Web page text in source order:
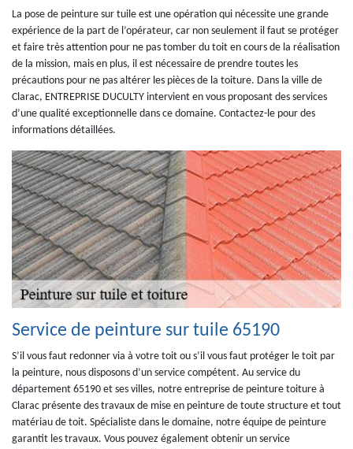
La pose de peinture sur tuile est une opération qui nécessite une grande
expérience de la part de l’opérateur, car non seulement il faut se protéger
et faire très attention pour ne pas tomber du toit en cours de la réalisation
de la mission, mais en plus, il est nécessaire de prendre toutes les
précautions pour ne pas altérer les pièces de la toiture. Dans la ville de
Clarac, ENTREPRISE DUCULTY intervient en vous proposant des services
d’une qualité exceptionnelle dans ce domaine. Contactez-le pour des
informations détaillées.
Service de peinture sur tuile 65190
S’il vous faut redonner via à votre toit ou s’il vous faut protéger le toit par
la peinture, nous disposons d’un service compétent. Au service du
département 65190 et ses villes, notre entreprise de peinture toiture à
Clarac présente des travaux de mise en peinture de toute structure et tout
matériau de toit. Spécialiste dans le domaine, notre équipe de peinture
garantit les travaux. Vous pouvez également obtenir un service